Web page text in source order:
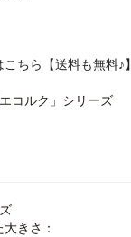
ちら【送料も無料♪】
コルク」シリーズ
きさ：